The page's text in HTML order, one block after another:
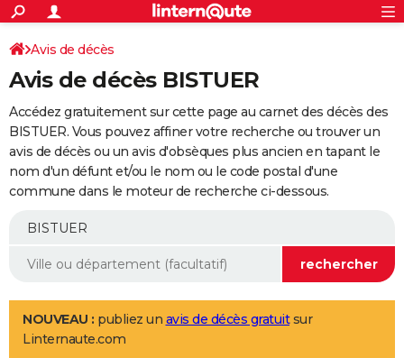
ACTUALITÉS
Politique
Société
Faits Divers
Education
Monde
Villes
+
SPORT
Coupe du monde 2026
Football
Tennis
Cyclisme
Rugby
Forum
Programme TV
TNT
Streaming
Cinéma
Sorties cinéma
Musique
+
FINANCE
Retraite
Epargne
Immobilier
Risques naturels par ville
Banque
Assurance
AUTO
Essais
Réserver un essai
Citadines
Berlines
SUV
Forum auto
+
Mobiles
Meilleur smartphone
Internet
Ordinateurs
Jeux vidéo
Guide high-tech
Aménagement intérieur
LIFESTYLE
Art de vivre
Bien-être
Loisirs
Mode
Modes de vie
Avis de décès
Avis de décès BISTUER
Accédez gratuitement sur cette page au carnet des décès des
BISTUER. Vous pouvez affiner votre recherche ou trouver un
avis de décès ou un avis d'obsèques plus ancien en tapant le
nom d'un défunt et/ou le nom ou le code postal d'une
commune dans le moteur de recherche ci-dessous.
NOUVEAU : publiez un avis de décès gratuitsur
Linternaute.com